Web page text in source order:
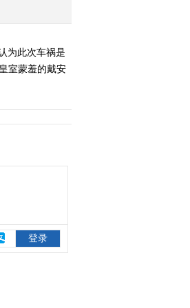
为此次车祸是
室蒙羞的戴安